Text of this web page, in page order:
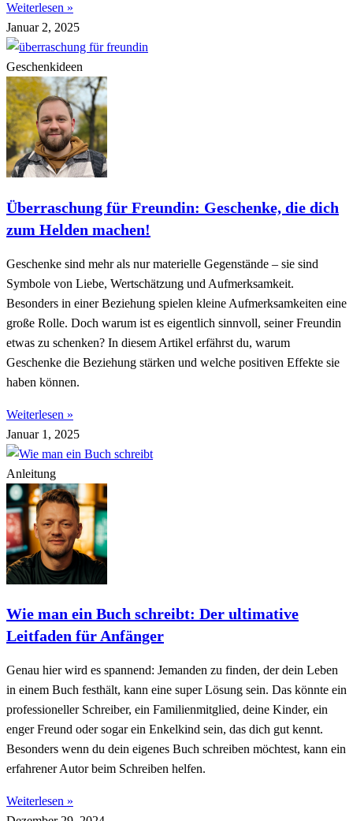
Weiterlesen »
Januar 2, 2025
Geschenkideen
Überraschung für Freundin: Geschenke, die dich
zum Helden machen!
Geschenke sind mehr als nur materielle Gegenstände – sie sind
Symbole von Liebe, Wertschätzung und Aufmerksamkeit.
Besonders in einer Beziehung spielen kleine Aufmerksamkeiten eine
große Rolle. Doch warum ist es eigentlich sinnvoll, seiner Freundin
etwas zu schenken? In diesem Artikel erfährst du, warum
Geschenke die Beziehung stärken und welche positiven Effekte sie
haben können.
Weiterlesen »
Januar 1, 2025
Anleitung
Wie man ein Buch schreibt: Der ultimative
Leitfaden für Anfänger
Genau hier wird es spannend: Jemanden zu finden, der dein Leben
in einem Buch festhält, kann eine super Lösung sein. Das könnte ein
professioneller Schreiber, ein Familienmitglied, deine Kinder, ein
enger Freund oder sogar ein Enkelkind sein, das dich gut kennt.
Besonders wenn du dein eigenes Buch schreiben möchtest, kann ein
erfahrener Autor beim Schreiben helfen.
Weiterlesen »